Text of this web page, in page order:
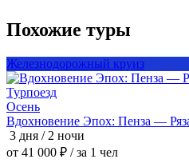
Похожие туры
Железнодорожный круиз
Турпоезд
Осень
Вдохновение Эпох: Пенза —
3 дня / 2 ночи
от 41 000 ₽ / за 1 чел